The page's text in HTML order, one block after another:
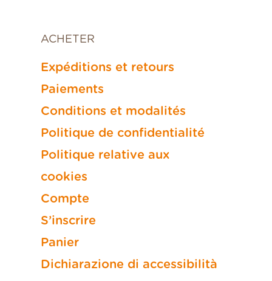
ACHETER
Expéditions et retours
Paiements
Conditions et modalités
Politique de confidentialité
Politique relative aux
cookies
Compte
S’inscrire
Panier
Dichiarazione di accessibilità